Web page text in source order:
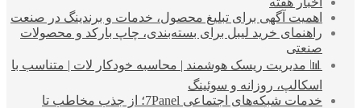
اهمیت آگهی برای تبلیغ محصول، خدمات و برندینگ در صنعت
راهنمای خرید لیبل برای بسته‌بندی، چاپ بارکد و محصولات
صنعتی
📊 مدیریت ریسک هوشمند | محاسبه خودکار لات | متناسب با
اسکالپ، روزانه و سوئینگ
خدمات شبکه‌های اجتماعی 7Panel؛ از جذب مخاطب تا